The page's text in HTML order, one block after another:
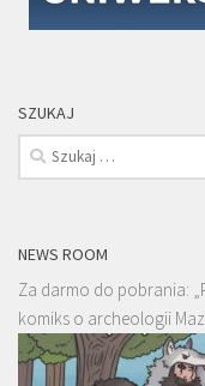
SZUKAJ
Szukaj:
NEWS ROOM
Za darmo do pobrania:
komiks o archeologii